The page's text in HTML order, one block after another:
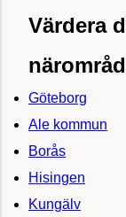
Värdera
Göteborg
Ale kommun
Borås
Hisingen
Kungälv